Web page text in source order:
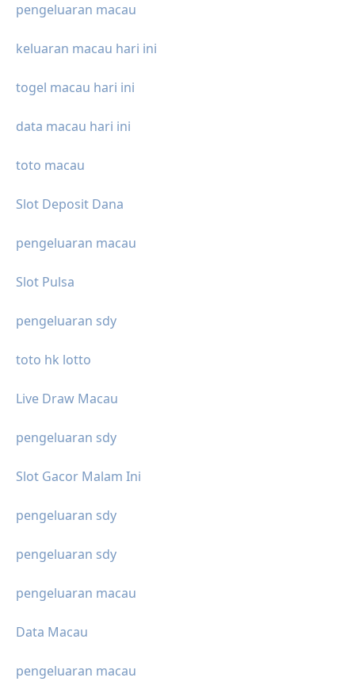
pengeluaran macau
keluaran macau hari ini
togel macau hari ini
data macau hari ini
toto macau
Slot Deposit Dana
pengeluaran macau
Slot Pulsa
pengeluaran sdy
toto hk lotto
Live Draw Macau
pengeluaran sdy
Slot Gacor Malam Ini
pengeluaran sdy
pengeluaran sdy
pengeluaran macau
Data Macau
pengeluaran macau